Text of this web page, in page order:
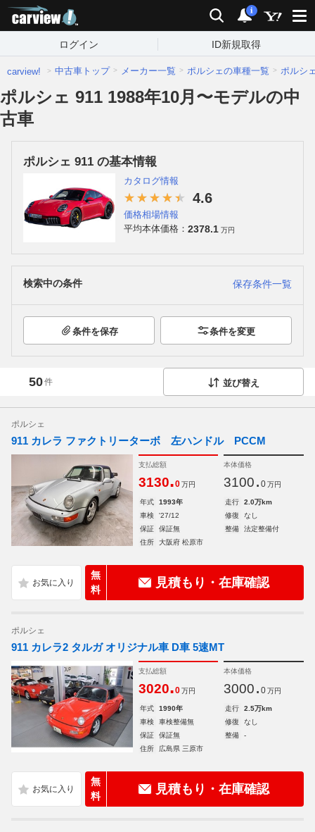
検索 通知
i
ログイン ID新規取得
carview! 中古車トップ メーカー一覧 ポルシェの車種一覧 ポルシ
ポルシェ 911 1988年10月〜モデルの中
古車
ポルシェ 911 の基本情報
カタログ情報
4.6
価格相場情報
平均本体価格： 2378.1 万円
検索中の条件 保存条件一覧
条件を保存 条件を変更
50件 並び替え
ポルシェ
911 カレラ ファクトリーターボ 左ハンドル PCCM
支払総額
3130.0 万円
本体価格
3100. 0 万円
年式 1993年 走行
2.0万km
車検
'27/12 修復
なし
保証
保証無 整備
法定整備付
住所
大阪府 松原市
無
料
見積もり・在庫確認
ポルシェ
911 カレラ2 タルガ オリジナル車 D車 5速MT
支払総額
3020.0 万円
本体価格
3000. 0 万円
年式 1990年 走行
2.5万km
車検
車検整備無 修復
なし
保証
保証無 整備
-
住所
広島県 三原市
無
料
見積もり・在庫確認